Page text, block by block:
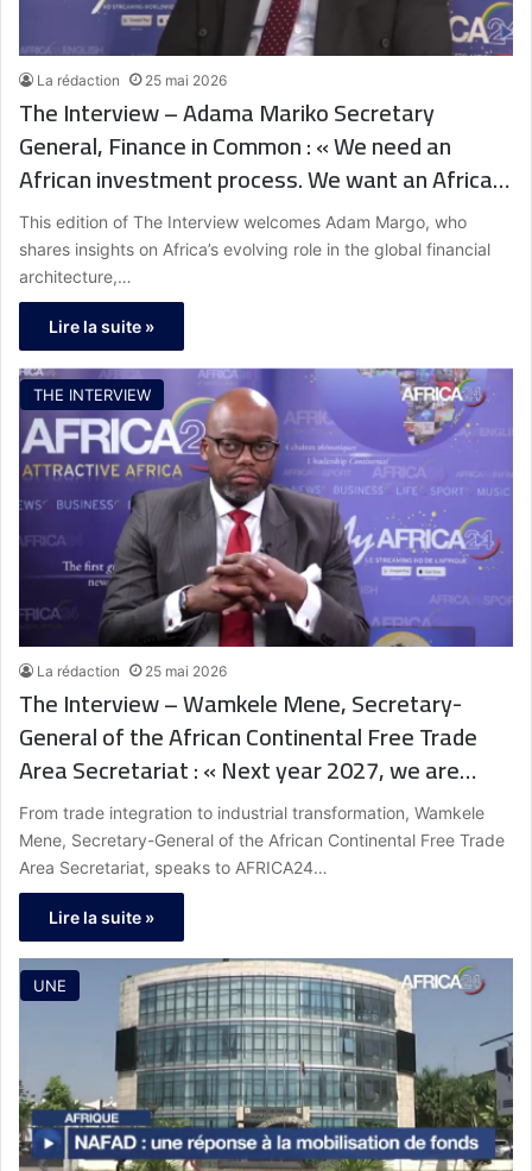
La rédaction 25 mai 2026
The Interview – Adama Mariko Secretary
General, Finance in Common : « We need an
African investment process. We want an African
financial architecture that is coherent with
African needs. »
This edition of The Interview welcomes Adam Margo, who
shares insights on Africa’s evolving role in the global financial
architecture,…
Lire la suite »
THE INTERVIEW
La rédaction 25 mai 2026
The Interview – Wamkele Mene, Secretary-
General of the African Continental Free Trade
Area Secretariat : « Next year 2027, we are
projecting intra African trade to be a 230 billion
USD. »
From trade integration to industrial transformation, Wamkele
Mene, Secretary-General of the African Continental Free Trade
Area Secretariat, speaks to AFRICA24…
Lire la suite »
UNE